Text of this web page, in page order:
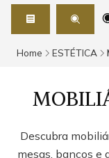
Home ESTÉTICA
Descubra
mesas, bancos e